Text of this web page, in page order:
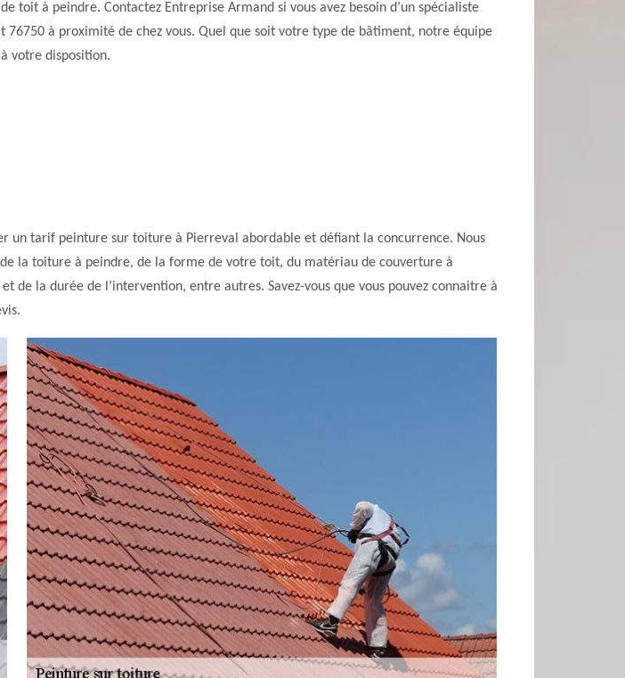
toit à peindre. Contactez Entreprise Armand si vous avez besoin d’un spécialiste
76750 à proximité de chez vous. Quel que soit votre type de bâtiment, notre équipe
votre disposition.
un tarif peinture sur toiture à Pierreval abordable et défiant la concurrence. Nous
la toiture à peindre, de la forme de votre toit, du matériau de couverture à
la durée de l’intervention, entre autres. Savez-vous que vous pouvez connaitre à